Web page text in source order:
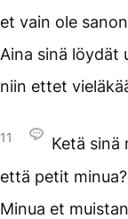
et vain ole
Aina sinä löydät
niin ettet
11
Ketä sinä
että petit minua?
Minua et